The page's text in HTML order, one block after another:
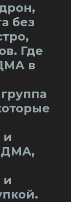
без
Где
в
и
и